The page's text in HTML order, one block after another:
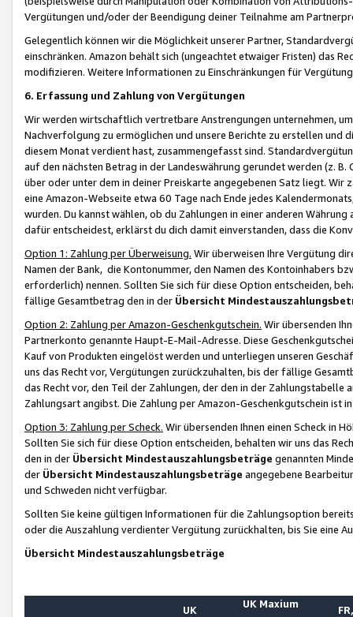
Vergütungen und/oder der Beendigung deiner Teilnahme am
Gelegentlich können wir die Möglichkeit unserer Partner,
einschränken. Amazon behält sich (ungeachtet etwaiger Fristen) das
modifizieren. Weitere Informationen zu Einschränkungen für
6. Erfassung und Zahlung von Vergütungen
Wir werden wirtschaftlich vertretbare Anstrengungen unternehmen,
Nachverfolgung zu ermöglichen und unsere Berichte zu erstellen und
diesem Monat verdient hast, zusammengefasst sind.
auf den nächsten Betrag in der Landeswährung gerundet werden (z.
über oder unter dem in deiner Preiskarte angegebenen Satz liegt.
eine Amazon-Webseite etwa 60 Tage nach Ende jedes
wurden. Du kannst wählen, ob du Zahlungen in einer anderen
dafür entscheidest, erklärst du dich damit einverstanden, dass die
Option 1: Zahlung per Überweisung. Wir überweisen Ihre Vergütung
Namen der Bank, die Kontonummer, den Namen des Kontoinhabers
erforderlich) nennen. Sollten Sie sich für diese Option entscheiden,
fällige Gesamtbetrag den in der Übersicht
Option 2: Zahlung per Amazon-Geschenkgutschein. Wir übersenden
Partnerkonto genannte Haupt-E-Mail-Adresse. Diese
Kauf von Produkten eingelöst werden und unterliegen unseren
uns das Recht vor, Vergütungen zurückzuhalten, bis der fällige
das Recht vor, den Teil der Zahlungen, der den in der
Zahlungsart angibst. Die Zahlung per Amazon-Geschenkgutschein ist
Option 3: Zahlung per Scheck. Wir übersenden Ihnen einen Scheck in
Sollten Sie sich für diese Option entscheiden, behalten wir uns das
den in der Übersicht Mindestauszahlungsbeträge genannten
der Übersicht Mindestauszahlungsbeträge angegebene
und Schweden nicht verfügbar.
Sollten Sie keine gültigen Informationen für die Zahlungsoption
oder die Auszahlung verdienter Vergütung zurückhalten, bis Sie
Übersicht Mindestauszahlungsbeträge
UK
UK Maxium